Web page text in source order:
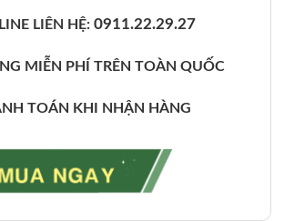
LIÊN HỆ: 0911.22.29.27
MIỄN PHÍ TRÊN TOÀN QUỐC
TOÁN KHI NHẬN HÀNG